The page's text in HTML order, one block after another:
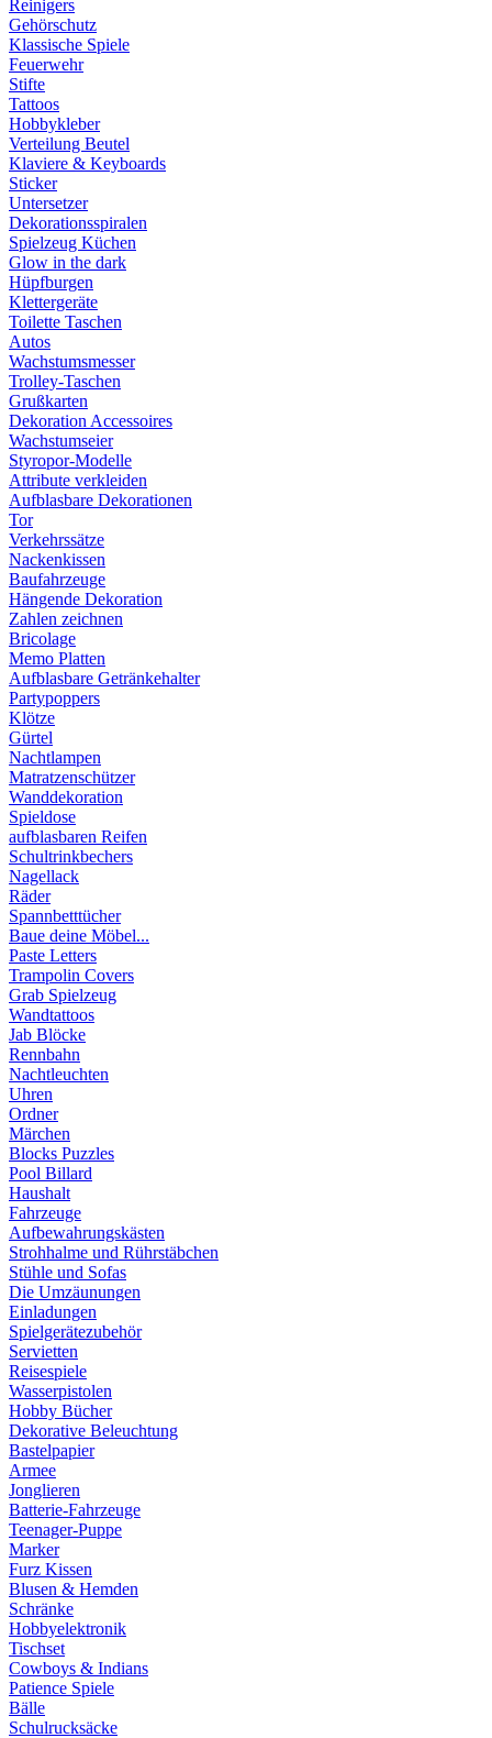
Reinigers
Gehörschutz
Klassische Spiele
Feuerwehr
Stifte
Tattoos
Hobbykleber
Verteilung Beutel
Klaviere & Keyboards
Sticker
Untersetzer
Dekorationsspiralen
Spielzeug Küchen
Glow in the dark
Hüpfburgen
Klettergeräte
Toilette Taschen
Autos
Wachstumsmesser
Trolley-Taschen
Grußkarten
Dekoration Accessoires
Wachstumseier
Styropor-Modelle
Attribute verkleiden
Aufblasbare Dekorationen
Tor
Verkehrssätze
Nackenkissen
Baufahrzeuge
Hängende Dekoration
Zahlen zeichnen
Bricolage
Memo Platten
Aufblasbare Getränkehalter
Partypoppers
Klötze
Gürtel
Nachtlampen
Matratzenschützer
Wanddekoration
Spieldose
aufblasbaren Reifen
Schultrinkbechers
Nagellack
Räder
Spannbetttücher
Baue deine Möbel...
Paste Letters
Trampolin Covers
Grab Spielzeug
Wandtattoos
Jab Blöcke
Rennbahn
Nachtleuchten
Uhren
Ordner
Märchen
Blocks Puzzles
Pool Billard
Haushalt
Fahrzeuge
Aufbewahrungskästen
Strohhalme und Rührstäbchen
Stühle und Sofas
Die Umzäunungen
Einladungen
Spielgerätezubehör
Servietten
Reisespiele
Wasserpistolen
Hobby Bücher
Dekorative Beleuchtung
Bastelpapier
Armee
Jonglieren
Batterie-Fahrzeuge
Teenager-Puppe
Marker
Furz Kissen
Blusen & Hemden
Schränke
Hobbyelektronik
Tischset
Cowboys & Indians
Patience Spiele
Bälle
Schulrucksäcke